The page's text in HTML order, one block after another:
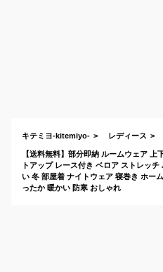
キテミヨ-kitemiyo- レディース
【送料無料】部分即納 ルームウェア
トアップ レース付き ベロア ストレッ
い 冬 部屋着 ナイトウェア 寝巻き ホー
ったか 暖かい 防寒 おしゃれ